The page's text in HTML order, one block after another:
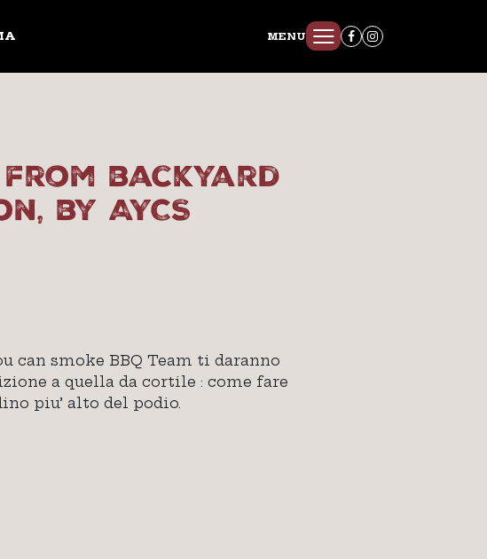
MENU
backyard
by AYCS
can smoke BBQ Team ti daranno
a quella da cortile : come fare
piu’ alto del podio.